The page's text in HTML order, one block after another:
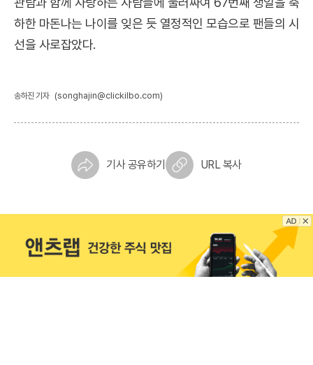
하한 마돈나는 나이를 잊은 듯 열정적인 모습으로 팬들의 시
선을 사로잡았다.
송하진 기자 (songhajin@clickilbo.com)
기사 공유하기 URL 복사